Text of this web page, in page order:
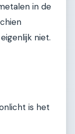
in de
niet.
is het